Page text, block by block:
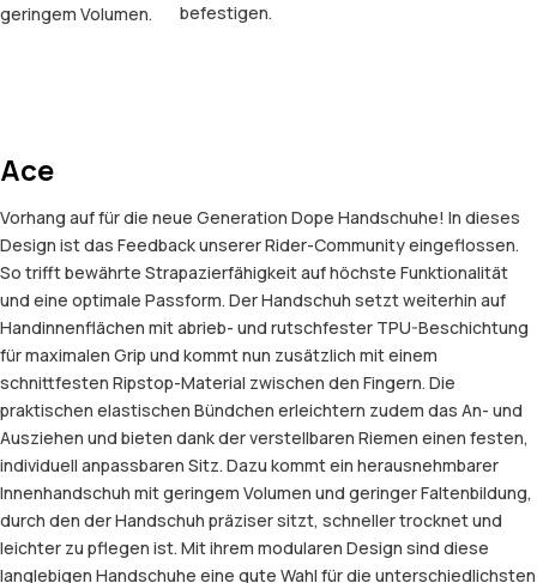
geringem Volumen.
befestigen.
Ace
Vorhang auf für die neue Generation Dope Handschuhe! In dieses
Design ist das Feedback unserer Rider-Community eingeflossen.
So trifft bewährte Strapazierfähigkeit auf höchste Funktionalität
und eine optimale Passform. Der Handschuh setzt weiterhin auf
Handinnenflächen mit abrieb- und rutschfester TPU-Beschichtung
für maximalen Grip und kommt nun zusätzlich mit einem
schnittfesten Ripstop-Material zwischen den Fingern. Die
praktischen elastischen Bündchen erleichtern zudem das An- und
Ausziehen und bieten dank der verstellbaren Riemen einen festen,
individuell anpassbaren Sitz. Dazu kommt ein herausnehmbarer
Innenhandschuh mit geringem Volumen und geringer Faltenbildung,
durch den der Handschuh präziser sitzt, schneller trocknet und
leichter zu pflegen ist. Mit ihrem modularen Design sind diese
langlebigen Handschuhe eine gute Wahl für die unterschiedlichsten